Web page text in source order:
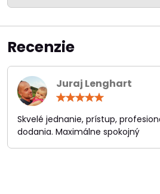
Recenzie
Juraj Lenghart
/
5
Skvelé jednanie, prístup,
dodania. Maximálne spokojný